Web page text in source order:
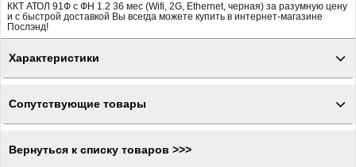
ККТ АТОЛ 91Ф с ФН 1.2 36 мес (Wifi, 2G, Ethernet, черная) за разумную цену
и с быстрой доставкой Вы всегда можете купить в интернет-магазине
Послэнд!
Характеристики
Сопутствующие товары
Вернуться к списку товаров >>>